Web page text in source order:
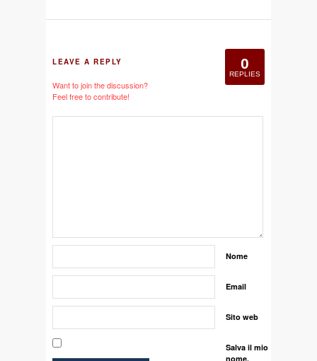
0
REPLIES
LEAVE A REPLY
Want to join the discussion?
Feel free to contribute!
Nome
Email
Sito web
Salva il mio
nome,